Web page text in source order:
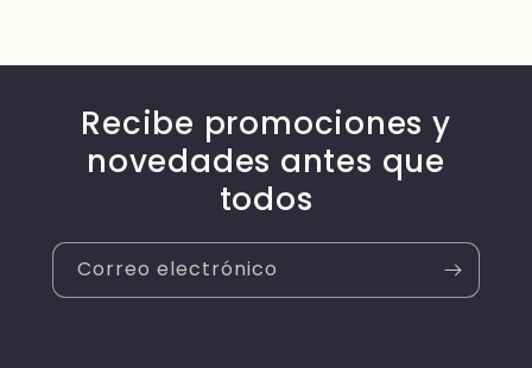
Recibe promociones y
novedades antes que
todos
Correo electrónico